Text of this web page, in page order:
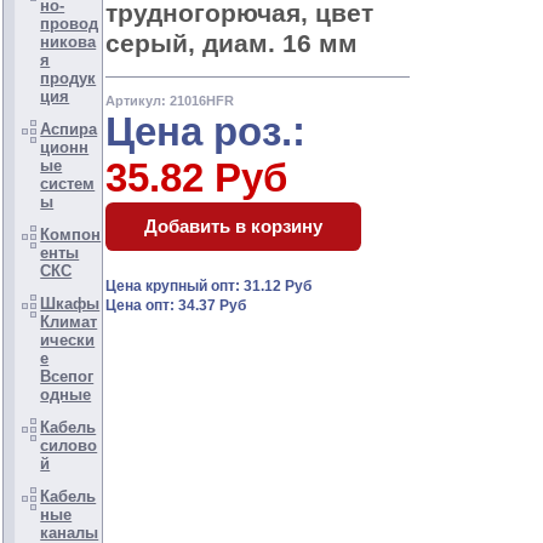
но-
провод
никова
я
продук
ция
Аспира
ционн
ые
систем
ы
Компон
енты
СКС
Шкафы
Климат
ически
е
Всепог
одные
Кабель
силово
й
Кабель
ные
каналы
трудногорючая, цвет
серый, диам. 16 мм
Артикул: 21016HFR
Цена роз.:
35.82 Руб
Цена крупный опт: 31.12 Руб
Цена опт: 34.37 Руб